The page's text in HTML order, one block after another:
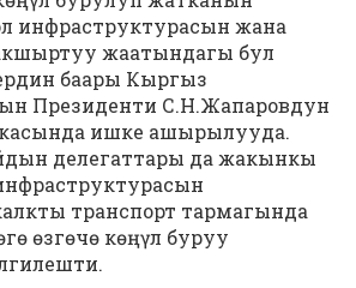
инфраструктурасын жана
жаатындагы бул
баары Кыргыз
Президенти С.Н.Жапаровдун
ишке ашырылууда.
делегаттары да жакынкы
транспорт тармагында
өзгөчө көңүл буруу